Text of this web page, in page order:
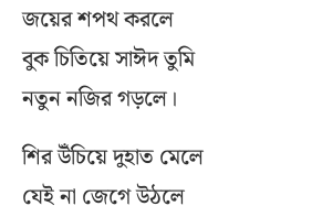
জয়ের শপথ করলে
বুক চিতিয়ে সাঈদ তুমি
নতুন নজির গড়লে।
শির উঁচিয়ে দুহাত মেলে
যেই না জেগে উঠলে